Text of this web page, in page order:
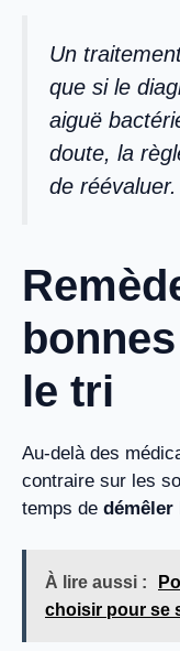
Un
que si le
aiguë
doute, la
de réévaluer.
le tri
Au-delà des
contraire sur les
temps de démêler
À lire aussi :
choisir pour se